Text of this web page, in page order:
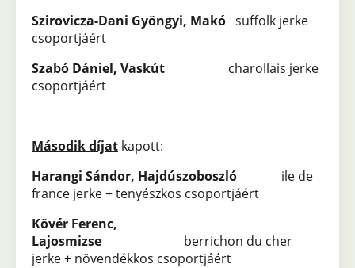
Szirovicza-Dani Gyöngyi, Makó suffolk jerke
csoportjáért
Szabó Dániel, Vaskút charollais jerke
csoportjáért
Második díjat kapott:
Harangi Sándor, Hajdúszoboszló ile de
france jerke + tenyészkos csoportjáért
Kövér Ferenc,
Lajosmizse berrichon du cher
jerke + növendékkos csoportjáért